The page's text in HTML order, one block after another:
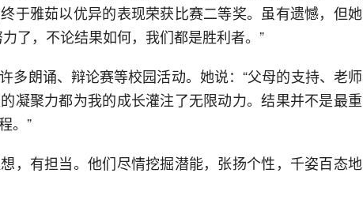
于雅茹以优异的表现荣获比赛二等奖。虽有遗憾，但她
了，不论结果如何，我们都是胜利者。”
多朗诵、辩论赛等校园活动。她说：“父母的支持、老师
凝聚力都为我的成长灌注了无限动力。结果并不是最重
。”
，有担当。他们尽情挖掘潜能，张扬个性，千姿百态地